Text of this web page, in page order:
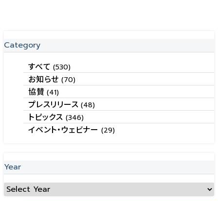
Category
すべて(530)
お知らせ (70)
協賛(41)
プレスリリース(48)
トピックス (346)
イベント・ウェビナー (29)
Year